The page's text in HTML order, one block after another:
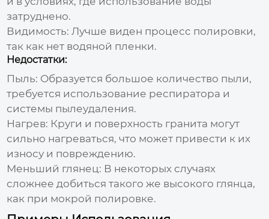
затруднено.
Видимость: Лучше виден процесс полировки,
так как нет водяной пленки.
Недостатки:
Пыль: Образуется большое количество пыли,
требуется использование респиратора и
системы пылеудаления.
Нагрев: Круги и поверхность гранита могут
сильно нагреваться, что может привести к их
износу и повреждению.
Меньший глянец: В некоторых случаях
сложнее добиться такого же высокого глянца,
как при мокрой полировке.